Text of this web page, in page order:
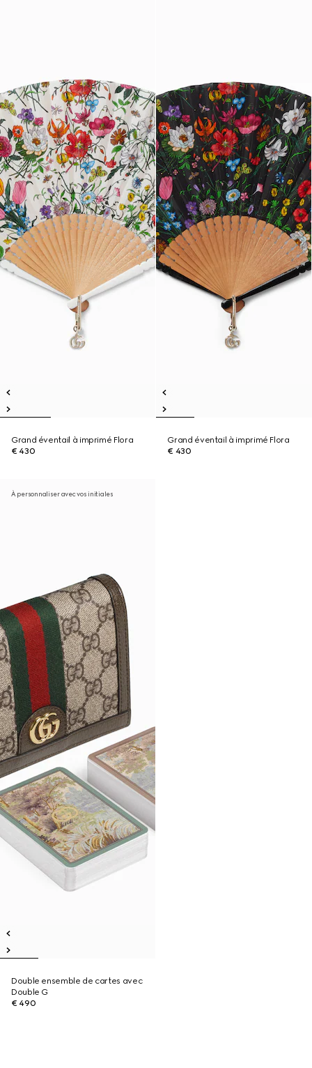
Grand éventail à imprimé Flora
€ 430
Grand éventail à imprimé Flora
€ 430
À personnaliser avec vos initiales
Double ensemble de cartes avec
Double G
€ 490